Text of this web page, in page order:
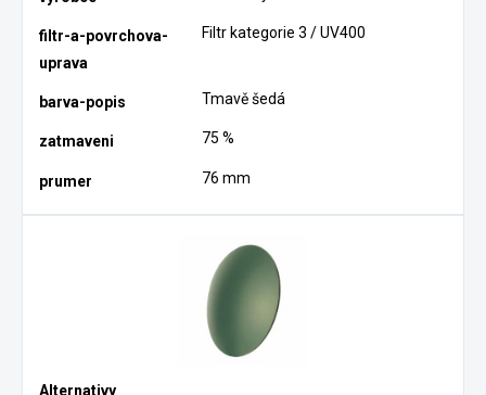
Filtr kategorie 3 / UV400
Tmavě šedá
75 %
76 mm